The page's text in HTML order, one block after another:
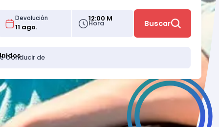
Devolución
Hora
12:00 M
Buscar
Conducir de